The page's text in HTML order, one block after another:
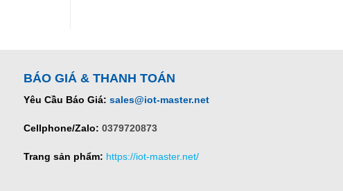
BÁO GIÁ & THANH TOÁN
Yêu Cầu Báo Giá: sales@iot-master.net
Cellphone/Zalo: 0379720873
Trang sản phẩm: https://iot-master.net/